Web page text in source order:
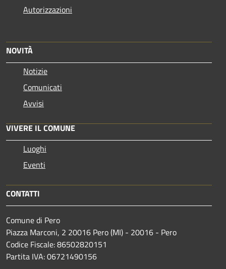
Autorizzazioni
NOVITÀ
Notizie
Comunicati
Avvisi
VIVERE IL COMUNE
Luoghi
Eventi
CONTATTI
Comune di Pero
Piazza Marconi, 2 20016 Pero (MI) - 20016 - Pero
Codice Fiscale: 86502820151
Partita IVA: 06721490156